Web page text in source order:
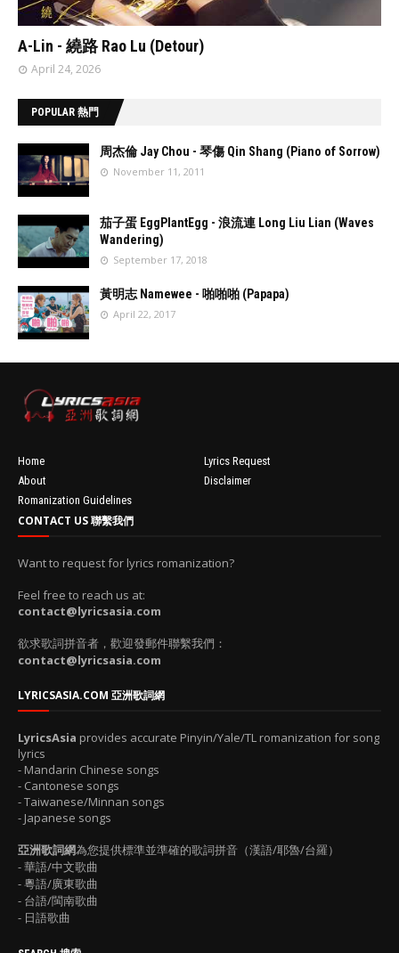
A-Lin - 繞路 Rao Lu (Detour)
April 24, 2026
POPULAR 熱門
'data:post.fea
turedImage
resizeImage
100'
周杰倫 Jay Chou - 琴傷 Qin Shang (Piano of Sorrow)
November 11, 2011
'data:post.fea
turedImage
resizeImage
100'
茄子蛋 EggPlantEgg - 浪流連 Long Liu Lian (Waves
Wandering)
September 17, 2018
'data:post.fea
resizeImage
100'
黃明志 Namewee - 啪啪啪 (Papapa)
April 22, 2017
Home
Lyrics Request
About
Disclaimer
Romanization Guidelines
CONTACT US 聯繫我們
Want to request for lyrics romanization?
Feel free to reach us at:
contact@lyricsasia.com
欲求歌詞拼音者，歡迎發郵件聯繫我們：
contact@lyricsasia.com
LYRICSASIA.COM 亞洲歌詞網
LyricsAsia provides accurate Pinyin/Yale/TL romanization for song
lyrics
- Mandarin Chinese songs
- Cantonese songs
- Taiwanese/Minnan songs
- Japanese songs
亞洲歌詞網為您提供標準並準確的歌詞拼音（漢語/耶魯/台羅）
- 華語/中文歌曲
- 粵語/廣東歌曲
- 台語/閩南歌曲
- 日語歌曲